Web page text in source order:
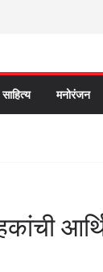
साहित्य मनोरंजन